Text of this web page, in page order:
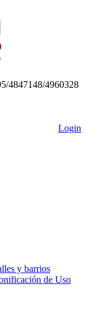
4847148/4960328
Login
y barrios
de Uso